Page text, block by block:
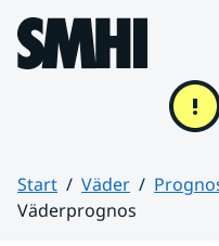
Hoppa till sidans innehåll
Start Väder
Väderprognos